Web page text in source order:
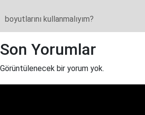
boyutlarını kullanmalıyım?
Son Yorumlar
Görüntülenecek bir yorum yok.